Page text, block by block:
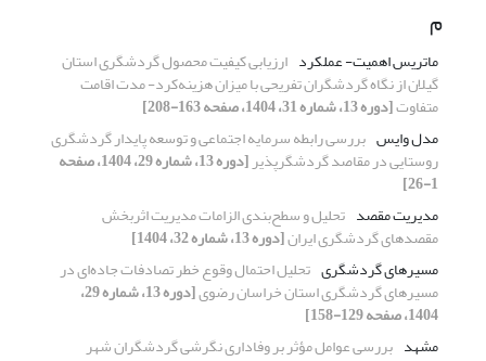
م
ماتریس اهمیت- عملکرد ارزیابی کیفیت محصول گردشگری استان
گیلان از نگاه گردشگران تفریحی با میزان هزینه‌کرد- مدت اقامت
متفاوت[دوره 13، شماره 31، 1404، صفحه 163-208]
مدل وایس بررسی رابطه سرمایه اجتماعی و توسعه پایدار گردشگری
روستایی در مقاصد گردشگرپذیر [دوره 13، شماره 29، 1404، صفحه
1-26]
مدیریت مقصد تحلیل و سطح‌بندی الزامات مدیریت اثربخش
مقصدهای گردشگری ایران[دوره 13، شماره 32، 1404]
مسیرهای گردشگری
تحلیل احتمال ‎وقوع‎ خطر تصادفات جاده‌ای در
مسیرهای گردشگری استان خراسان رضوی [دوره 13، شماره 29،
1404، صفحه 129-158]
مشهد بررسی عوامل مؤثر بر وفاداری نگرشی گردشگران شهر